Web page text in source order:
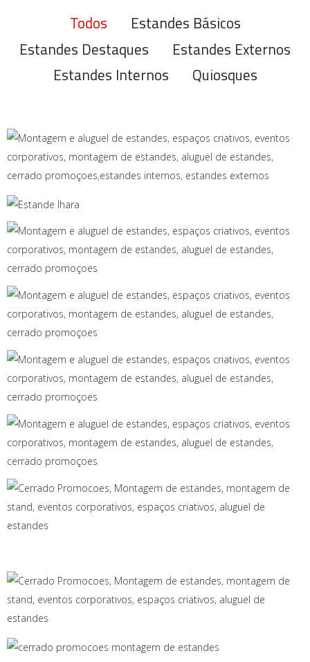
Todos
Estandes Básicos
Estandes Destaques
Estandes Externos
Estandes Internos
Quiosques